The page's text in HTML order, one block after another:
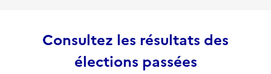
Consultez les résultats des
élections passées